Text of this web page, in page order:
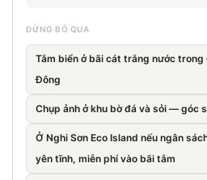
ĐỪNG BỎ QUA
Tắm biển ở bãi cát trắng nước
Đông
Chụp ảnh ở khu bờ đá và sỏi — góc
Ở Nghi Sơn Eco Island nếu ngân
yên tĩnh, miễn phí vào bãi tắm